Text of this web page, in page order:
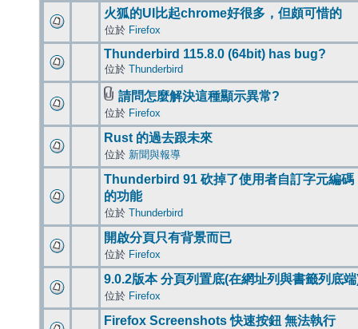
火狐的UI比起chrome好很多，但頗可惜的
位於 Firefox
Thunderbird 115.8.0 (64bit) has bug?
位於 Thunderbird
請問怎麼解決這種顯示異常?
位於 Firefox
Rust 的過去跟未來
位於 新聞與報導
Thunderbird 91 砍掉了使用者自訂字元編碼
的功能
位於 Thunderbird
開啟分頁只有背景而已
位於 Firefox
9.0.2版本 分頁列置底(在網址列與書籤列底
位於 Firefox
Firefox Screenshots 快速按鈕 無法執行